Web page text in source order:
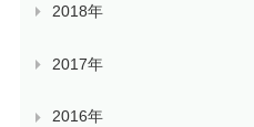
2018年
2017年
2016年